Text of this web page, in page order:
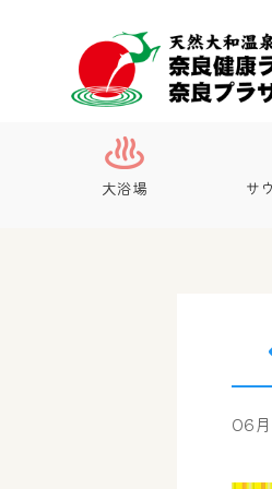
大浴場 サ
06